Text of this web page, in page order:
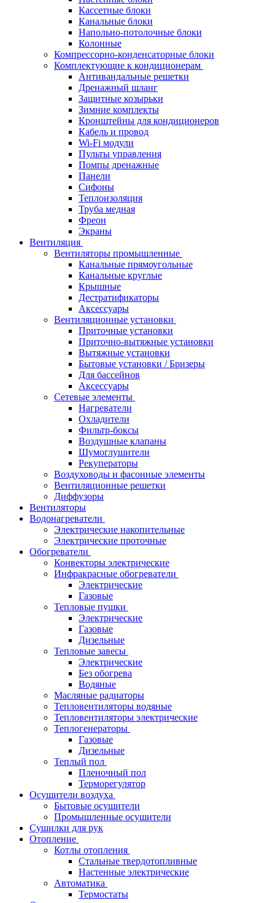
Кассетные блоки
Канальные блоки
Напольно-потолочные блоки
Колонные
Компрессорно-конденсаторные блоки
Комплектующие к кондиционерам
Антивандальные решетки
Дренажный шланг
Защитные козырьки
Зимние комплекты
Кронштейны для кондиционеров
Кабель и провод
Wi-Fi модули
Пульты управления
Помпы дренажные
Панели
Сифоны
Теплоизоляция
Труба медная
Фреон
Экраны
Вентиляция
Вентиляторы промышленные
Канальные прямоугольные
Канальные круглые
Крышные
Дестратификаторы
Аксессуары
Вентиляционные установки
Приточные установки
Приточно-вытяжные установки
Вытяжные установки
Бытовые установки / Бризеры
Для бассейнов
Аксессуары
Сетевые элементы
Нагреватели
Охладители
Фильтр-боксы
Воздушные клапаны
Шумоглушители
Рекуператоры
Воздуховоды и фасонные элементы
Вентиляционные решетки
Диффузоры
Вентиляторы
Водонагреватели
Электрические накопительные
Электрические проточные
Обогреватели
Конвекторы электрические
Инфракрасные обогреватели
Электрические
Газовые
Тепловые пушки
Электрические
Газовые
Дизельные
Тепловые завесы
Электрические
Без обогрева
Водяные
Масляные радиаторы
Тепловентиляторы водяные
Тепловентиляторы электрические
Теплогенераторы
Газовые
Дизельные
Теплый пол
Пленочный пол
Терморегулятор
Осушители воздуха
Бытовые осушители
Промышленные осушители
Сушилки для рук
Отопление
Котлы отопления
Стальные твердотопливные
Настенные электрические
Автоматика
Термостаты